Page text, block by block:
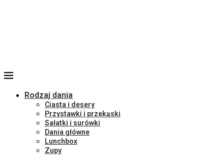
Rodzaj dania
Ciasta i desery
Przystawki i przekąski
Sałatki i surówki
Dania główne
Lunchbox
Zupy